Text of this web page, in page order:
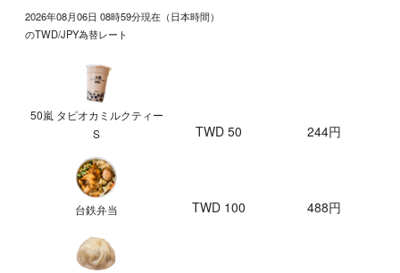
2026年08月06日 08時59分現在（日本時間）
のTWD/JPY為替レート
50嵐 タピオカミルクティー
S
TWD 50 244円
台鉄弁当 TWD 100 488円